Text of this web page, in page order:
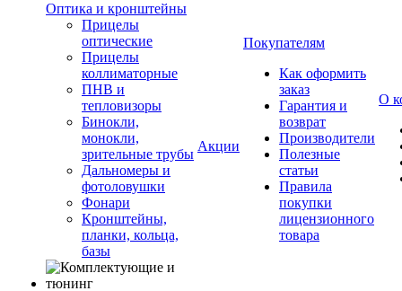
Оптика и кронштейны
Прицелы
оптические
Прицелы
коллиматорные
ПНВ и
тепловизоры
Бинокли,
монокли,
зрительные трубы
Дальномеры и
фотоловушки
Фонари
Кронштейны,
планки, кольца,
базы
Акции
Покупателям
Как оформить
заказ
Гарантия и
возврат
Производители
Полезные
статьи
Правила
покупки
лицензионного
товара
О